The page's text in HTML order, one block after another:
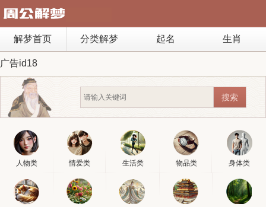
解梦首页 分类解梦 起名 生肖
广告id18
人物类 情爱类 生活类 物品类 身体类